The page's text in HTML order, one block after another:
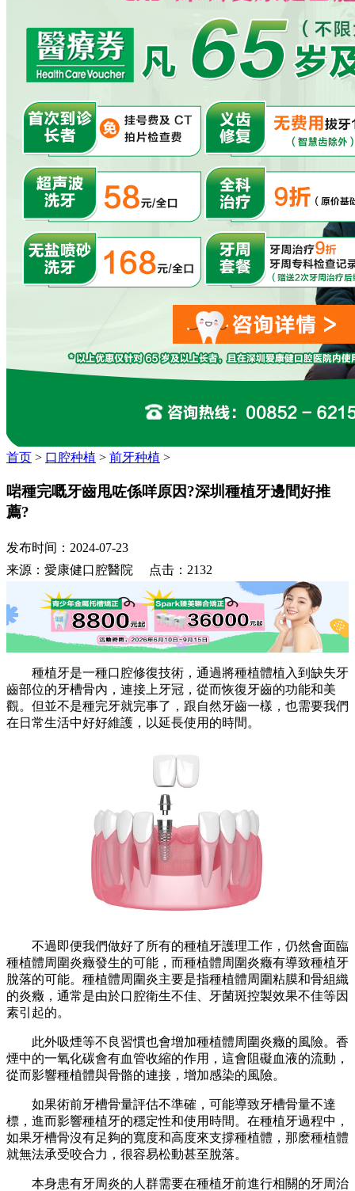
首页 > 口腔种植 > 前牙种植 >
啱種完嘅牙齒甩咗係咩原因?深圳種植牙邊間好推
薦?
发布时间：2024-07-23
来源：愛康健口腔醫院 点击：2132
種植牙是一種口腔修復技術，通過將種植體植入到缺失牙
齒部位的牙槽骨內，連接上牙冠，從而恢復牙齒的功能和美
觀。但並不是種完牙就完事了，跟自然牙齒一樣，也需要我們
在日常生活中好好維護，以延長使用的時間。
不過即便我們做好了所有的種植牙護理工作，仍然會面臨
種植體周圍炎癥發生的可能，而種植體周圍炎癥有導致種植牙
脫落的可能。種植體周圍炎主要是指種植體周圍粘膜和骨組織
的炎癥，通常是由於口腔衛生不佳、牙菌斑控製效果不佳等因
素引起的。
此外吸煙等不良習慣也會增加種植體周圍炎癥的風險。香
煙中的一氧化碳會有血管收縮的作用，這會阻礙血液的流動，
從而影響種植體與骨骼的連接，增加感染的風險。
如果術前牙槽骨量評估不準確，可能導致牙槽骨量不達
標，進而影響種植牙的穩定性和使用時間。在種植牙過程中，
如果牙槽骨沒有足夠的寬度和高度來支撐種植體，那麽種植體
就無法承受咬合力，很容易松動甚至脫落。
本身患有牙周炎的人群需要在種植牙前進行相關的牙周治